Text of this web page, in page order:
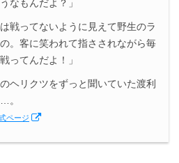
なもんだよ？」
戦ってないように見えて野生のラ
。客に笑われて指さされながら毎
ってんだよ！」
ヘリクツをずっと聞いていた渡利
。
ページ